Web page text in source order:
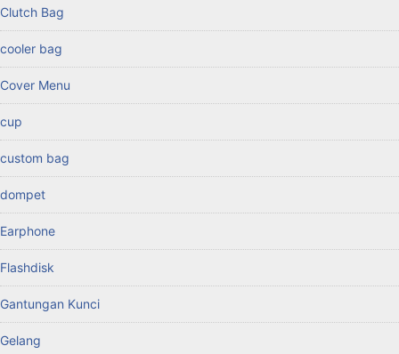
Clutch Bag
cooler bag
Cover Menu
cup
custom bag
dompet
Earphone
Flashdisk
Gantungan Kunci
Gelang